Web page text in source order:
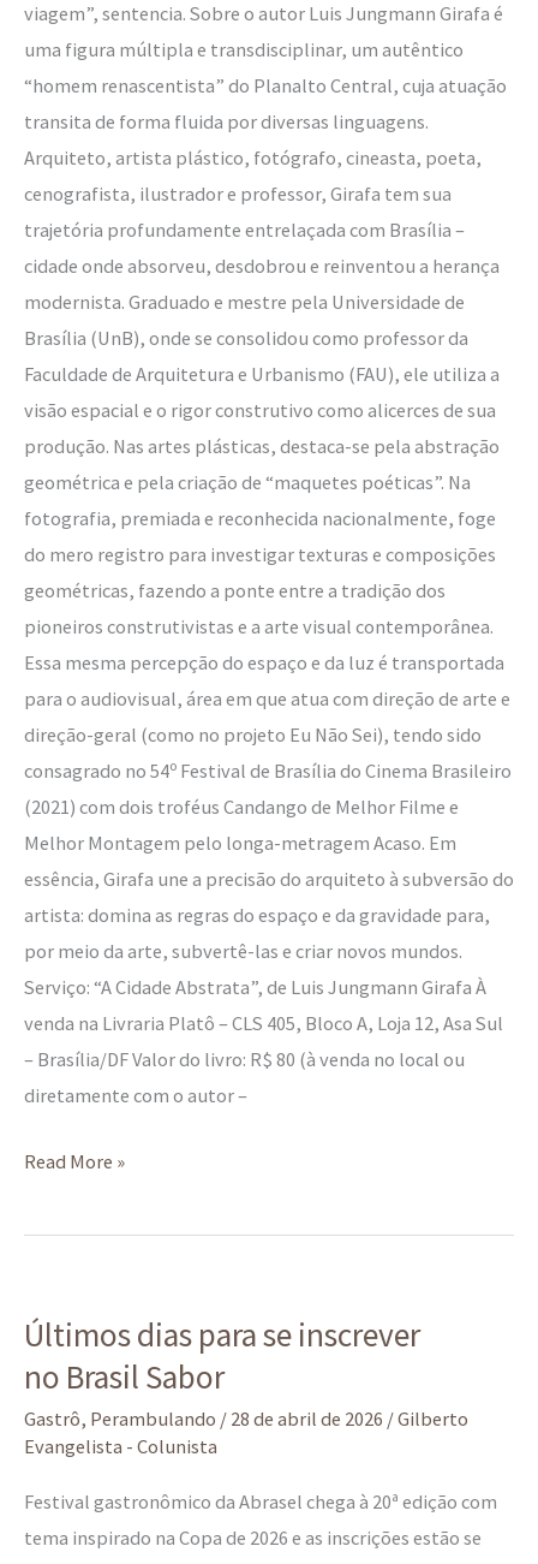
viagem”, sentencia. Sobre o autor Luis Jungmann Girafa é
uma figura múltipla e transdisciplinar, um autêntico
“homem renascentista” do Planalto Central, cuja atuação
transita de forma fluida por diversas linguagens.
Arquiteto, artista plástico, fotógrafo, cineasta, poeta,
cenografista, ilustrador e professor, Girafa tem sua
trajetória profundamente entrelaçada com Brasília –
cidade onde absorveu, desdobrou e reinventou a herança
modernista. Graduado e mestre pela Universidade de
Brasília (UnB), onde se consolidou como professor da
Faculdade de Arquitetura e Urbanismo (FAU), ele utiliza a
visão espacial e o rigor construtivo como alicerces de sua
produção. Nas artes plásticas, destaca-se pela abstração
geométrica e pela criação de “maquetes poéticas”. Na
fotografia, premiada e reconhecida nacionalmente, foge
do mero registro para investigar texturas e composições
geométricas, fazendo a ponte entre a tradição dos
pioneiros construtivistas e a arte visual contemporânea.
Essa mesma percepção do espaço e da luz é transportada
para o audiovisual, área em que atua com direção de arte e
direção-geral (como no projeto Eu Não Sei), tendo sido
consagrado no 54º Festival de Brasília do Cinema Brasileiro
(2021) com dois troféus Candango de Melhor Filme e
Melhor Montagem pelo longa-metragem Acaso. Em
essência, Girafa une a precisão do arquiteto à subversão do
artista: domina as regras do espaço e da gravidade para,
por meio da arte, subvertê-las e criar novos mundos.
Serviço: “A Cidade Abstrata”, de Luis Jungmann Girafa À
venda na Livraria Platô – CLS 405, Bloco A, Loja 12, Asa Sul
– Brasília/DF Valor do livro: R$ 80 (à venda no local ou
diretamente com o autor –
Read More »
Últimos dias para se inscrever
no Brasil Sabor
Gastrô, Perambulando / 28 de abril de 2026 /Gilberto
Evangelista - Colunista
Festival gastronômico da Abrasel chega à 20ª edição com
tema inspirado na Copa de 2026 e as inscrições estão se
dias
para
se
inscrever